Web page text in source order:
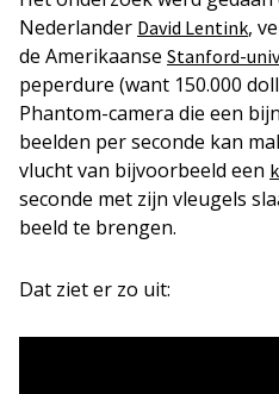
Nederlander David Lentink,
de Amerikaanse Stanford-
peperdure (want 150.000
Phantom-camera die een
beelden per seconde kan
vlucht van bijvoorbeeld een
seconde met zijn vleugels
beeld te brengen.
Dat ziet er zo uit: